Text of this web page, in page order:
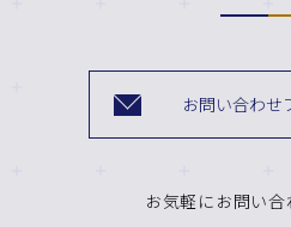
お問い合わせ
お気軽にお問い